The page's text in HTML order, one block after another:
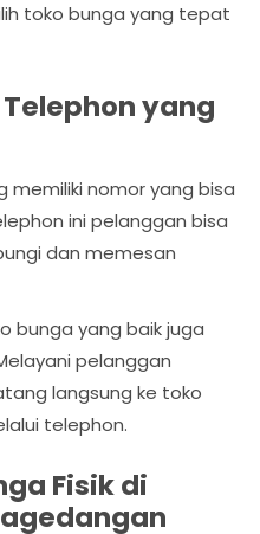
toko bunga yang tepat
yang
memiliki nomor yang bisa
ini pelanggan bisa
dan memesan
bunga yang baik juga
pelanggan
langsung ke toko
telephon.
Fisik di